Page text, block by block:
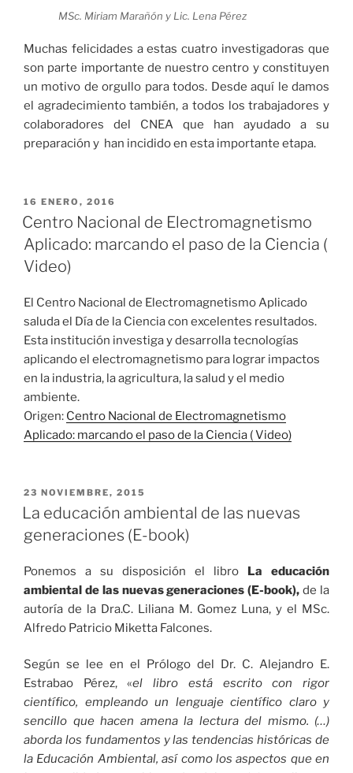
MSc. Miriam Marañón y Lic. Lena Pérez
Muchas felicidades a estas cuatro investigadoras que
son parte importante de nuestro centro y constituyen
un motivo de orgullo para todos. Desde aquí le damos
el agradecimiento también, a todos los trabajadores y
colaboradores del CNEA que han ayudado a su
preparación y han incidido en esta importante etapa.
PUBLICADO
EL
16 ENERO, 2016
Centro Nacional de Electromagnetismo
Aplicado: marcando el paso de la Ciencia (
Video)
El Centro Nacional de Electromagnetismo Aplicado
saluda el Día de la Ciencia con excelentes resultados.
Esta institución investiga y desarrolla tecnologías
aplicando el electromagnetismo para lograr impactos
en la industria, la agricultura, la salud y el medio
ambiente.
Origen: Centro Nacional de Electromagnetismo
Aplicado: marcando el paso de la Ciencia ( Video)
PUBLICADO
EL
23 NOVIEMBRE, 2015
La educación ambiental de las nuevas
generaciones (E-book)
Ponemos a su disposición el libro La educación
ambiental de las nuevas generaciones (E-book),de la
autoría de la Dra.C. Liliana M. Gomez Luna, y el MSc.
Alfredo Patricio Miketta Falcones.
Según se lee en el Prólogo del Dr. C. Alejandro E.
Estrabao Pérez, «el libro está escrito con rigor
científico, empleando un lenguaje científico claro y
sencillo que hacen amena la lectura del mismo. (…)
aborda los fundamentos y las tendencias históricas de
la Educación Ambiental, así como los aspectos que en